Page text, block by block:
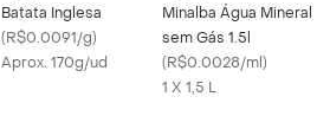
Batata Inglesa
(R$0.0091/g)
Aprox. 170g/ud
Minalba Água Mineral
sem Gás 1.5l
(R$0.0028/ml)
1 X 1,5 L